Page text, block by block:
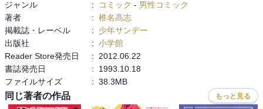
ジャンル : コミック - 男性コミック
著者
: 椎名高志
掲載誌・レーベル
:
少年サンデー
出版社
: 小学館
Reader Store発売日
:
2012.06.22
書誌発売日
:
1993.10.18
ファイルサイズ
: 38.3MB
同じ著者の作品 もっと見る